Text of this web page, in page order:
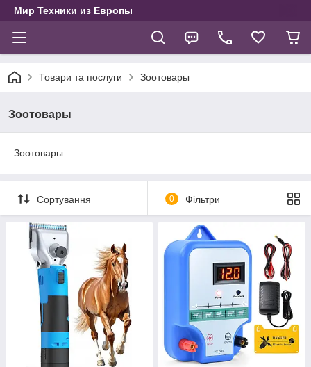
Мир Техники из Европы
Товари та послуги Зоотовары
Зоотовары
Зоотовары
Сортування 0 Фільтри